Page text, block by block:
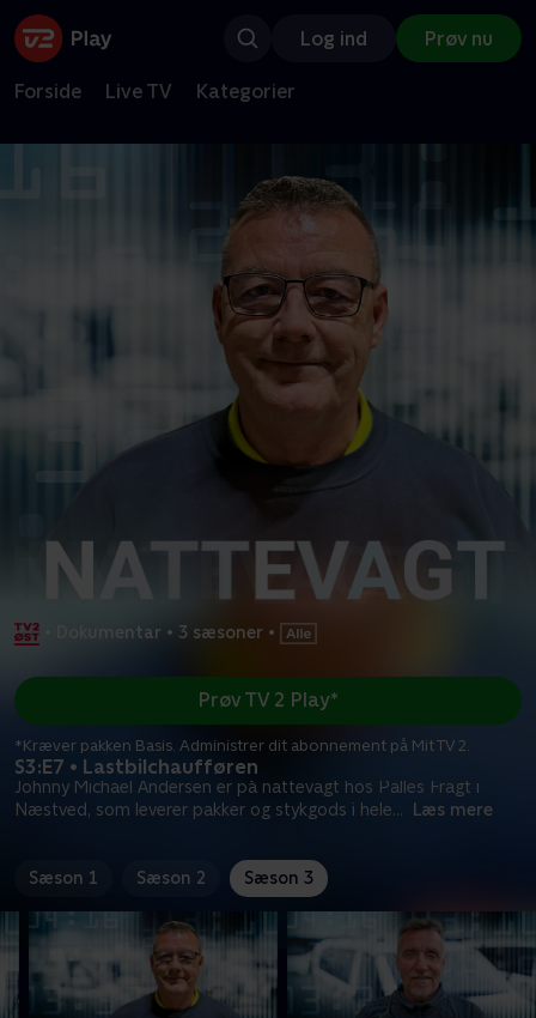
Log ind Prøv nu
Forside Live TV Kategorier
Dokumentar • 3 sæsoner •
S3:E7 • Lastbilchaufføren
Johnny Michael Andersen er på nattevagt hos Palles Fragt i
Næstved, som leverer pakker og stykgods i hele... Læs mere
Prøv TV 2 Play*
*Kræver pakken Basis. Administrer dit abonnement på Mit TV 2.
Sæson 1 Sæson 2 Sæson 3